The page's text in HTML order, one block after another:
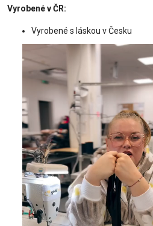
Vyrobené v ČR:
Vyrobené s láskou v Česku